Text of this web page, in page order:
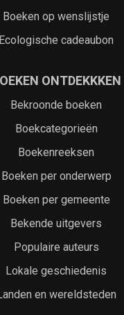
Boeken op wenslijstje
Ecologische cadeaubon
ONTDEKKKEN
Bekroonde boeken
Boekcategorieën
Boekenreeksen
Boeken per onderwerp
Boeken per gemeente
Bekende uitgevers
Populaire auteurs
Lokale geschiedenis
en wereldsteden